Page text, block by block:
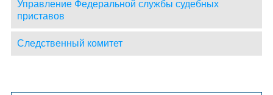
Управление Федеральной службы судебных
приставов
Следственный комитет